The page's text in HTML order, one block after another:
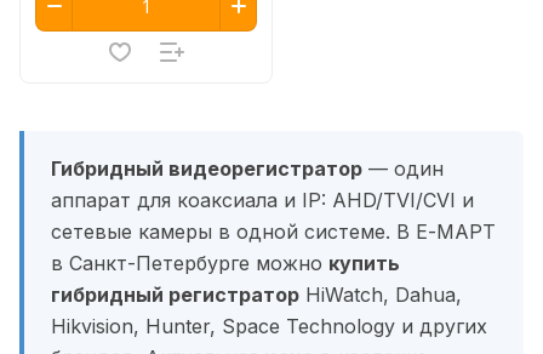
Гибридный видеорегистратор — один
аппарат для коаксиала и IP: AHD/TVI/CVI и
сетевые камеры в одной системе. В Е-МАРТ
в Санкт-Петербурге можно купить
гибридный регистратор HiWatch, Dahua,
Hikvision, Hunter, Space Technology и других